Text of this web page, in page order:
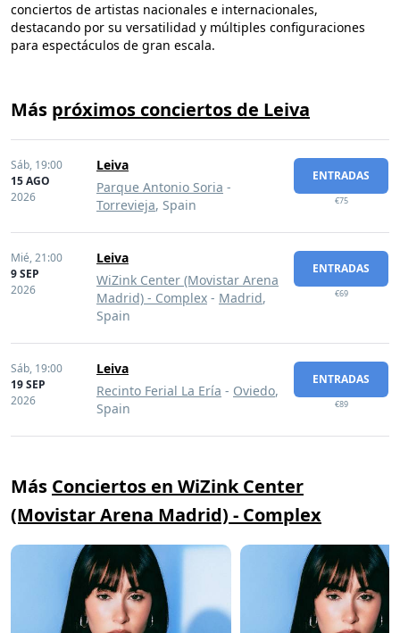
conciertos de artistas nacionales e internacionales,
destacando por su versatilidad y múltiples configuraciones
para espectáculos de gran escala.
Más próximos conciertos de Leiva
Sáb, 19:00
15 AGO
2026
Leiva
Parque Antonio Soria -
Torrevieja, Spain
ENTRADAS
€75
Mié,21:00
9 SEP
2026
Leiva
WiZink Center (Movistar Arena
Madrid) - Complex - Madrid,
Spain
ENTRADAS
€69
Sáb, 19:00
19 SEP
2026
Leiva
Recinto Ferial La Ería - Oviedo,
Spain
ENTRADAS
€89
Más Conciertos en WiZink Center
(Movistar Arena Madrid) - Complex